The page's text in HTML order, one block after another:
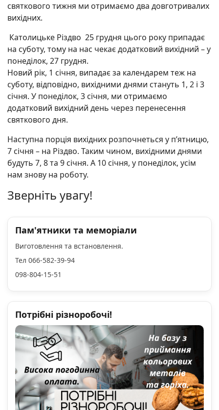
святкового тижня ми отримаємо два довготривалих
вихідних.
Католицьке Різдво 25 грудня цього року припадає
на суботу, тому на нас чекає додатковий вихідний – у
понеділок, 27 грудня.
Новий рік, 1 січня, випадає за календарем теж на
суботу, відповідно, вихідними днями стануть 1, 2 і 3
січня. У понеділок, 3 січня, ми отримаємо
додатковий вихідний день через перенесення
святкового дня.
Наступна порція вихідних розпочнеться у п’ятницю,
7 січня – на Різдво. Таким чином, вихідними днями
будуть 7, 8 та 9 січня. А 10 січня, у понеділок, усім
нам знову на роботу.
Зверніть увагу!
Пам'ятники та меморіали
Виготовлення та встановлення.
Тел 066-582-39-94
098-804-15-51
Потрібні різноробочі!